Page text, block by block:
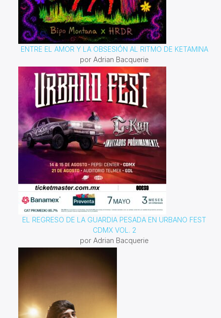
ENTRE EL AMOR Y LA OBSESIÓN AL RITMO DE KETAMINA
por Adrian Bacquerie
EL REGRESO DE LA GUARDIA PESADA EN URBANO FEST
CDMX VOL. 2
por Adrian Bacquerie